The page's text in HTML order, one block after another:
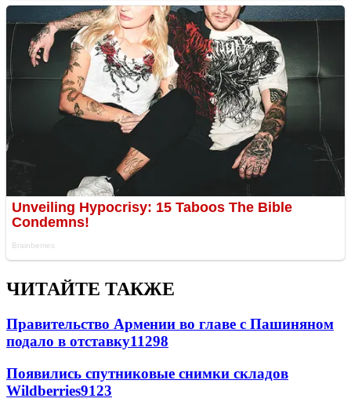
ЧИТАЙТЕ ТАКЖЕ
Правительство Армении во главе с Пашиняном
подало в отставку11298
Появились спутниковые снимки складов
Wildberries9123